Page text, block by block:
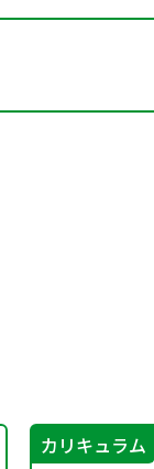
カリキュラム